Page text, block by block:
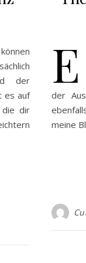
der
es auf
die dir
E
der
meine